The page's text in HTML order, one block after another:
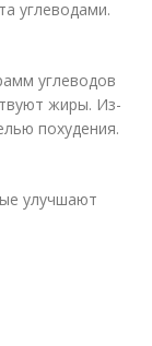
углеводами.
углеводов
жиры. Из-
похудения.
улучшают